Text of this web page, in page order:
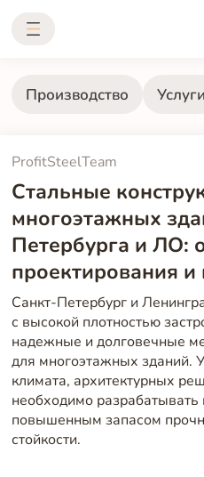
Производство Услуги
ProfitSteelTeam
Стальные
многоэтажных
Петербурга и ЛО:
проектирования и
Санкт-Петербург и
с высокой плотностью
надежные и долговечные
для многоэтажных зданий.
климата, архитектурных
необходимо разрабатывать
повышенным запасом
стойкости.